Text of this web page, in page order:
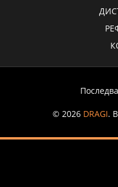
© 2026 DRAGI.